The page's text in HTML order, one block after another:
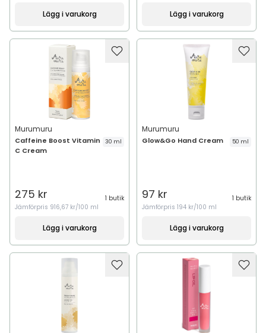
Lägg i varukorg Lägg i varukorg
Murumuru
Caffeine Boost Vitamin
C Cream
30 ml
275 kr
1 butik
Jämförpris 916,67 kr/100 ml
Lägg i varukorg
Murumuru
Glow&Go Hand Cream 50 ml
97 kr
1 butik
Jämförpris 194 kr/100 ml
Lägg i varukorg